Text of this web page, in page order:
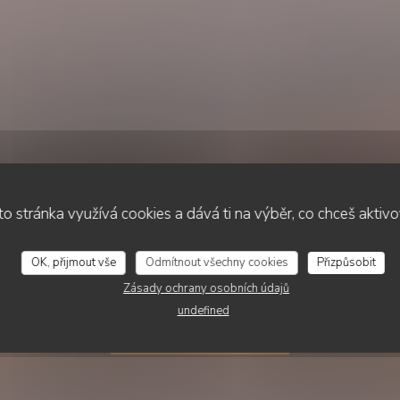
stránka využívá cookies a dává ti na výběr, co chceš
OK, přijmout vše Odmítnout všechny cookies
Přizpůsobit
Zásady ochrany osobních údajů
undefined
Le Roi de la Moule